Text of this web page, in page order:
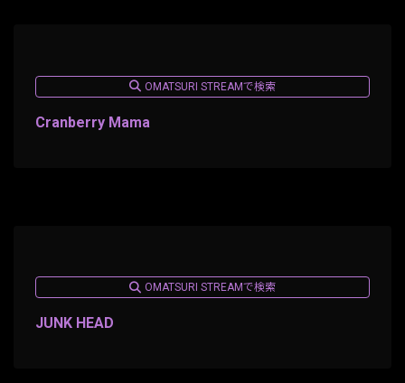
OMATSURI STREAMで検索
Cranberry Mama
OMATSURI STREAMで検索
JUNK HEAD